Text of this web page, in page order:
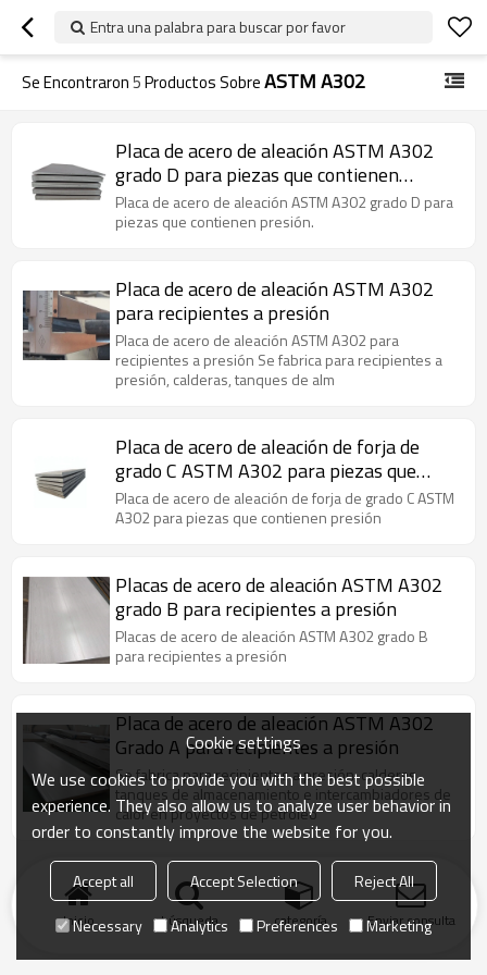
Entra una palabra para buscar por favor
Se Encontraron5Productos SobreASTM A302
Placa de acero de aleación ASTM A302
grado D para piezas que contienen
presión
Placa de acero de aleación ASTM A302 grado D para
piezas que contienen presión.
Placa de acero de aleación ASTM A302
para recipientes a presión
Placa de acero de aleación ASTM A302 para
recipientes a presión Se fabrica para recipientes a
presión, calderas, tanques de alm
Placa de acero de aleación de forja de
grado C ASTM A302 para piezas que
contienen presión
Placa de acero de aleación de forja de grado C ASTM
A302 para piezas que contienen presión
Placas de acero de aleación ASTM A302
grado B para recipientes a presión
Placas de acero de aleación ASTM A302 grado B
para recipientes a presión
Placa de acero de aleación ASTM A302
Grado A para recipientes a presión
Se fabrica para recipientes a presión, calderas,
tanques de almacenamiento e intercambiadores de
calor en proyectos de petróleo
Inicio búsqueda categoría Enviar consulta
Cookie settings
We use cookies to provide you with the best possible
experience. They also allow us to analyze user behavior in
order to constantly improve the website for you.
Accept all Accept Selection
Reject All
Necessary
Analytics Preferences Marketing